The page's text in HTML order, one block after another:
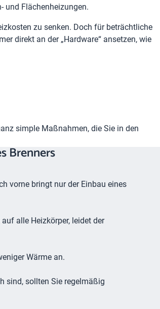
und Flächenheizungen.
zu senken. Doch für beträchtliche
direkt an der „Hardware“ ansetzen, wie
simple Maßnahmen, die Sie in den
Brenners
vorne bringt nur der Einbau eines
alle Heizkörper, leidet der
Wärme an.
sind, sollten Sie regelmäßig